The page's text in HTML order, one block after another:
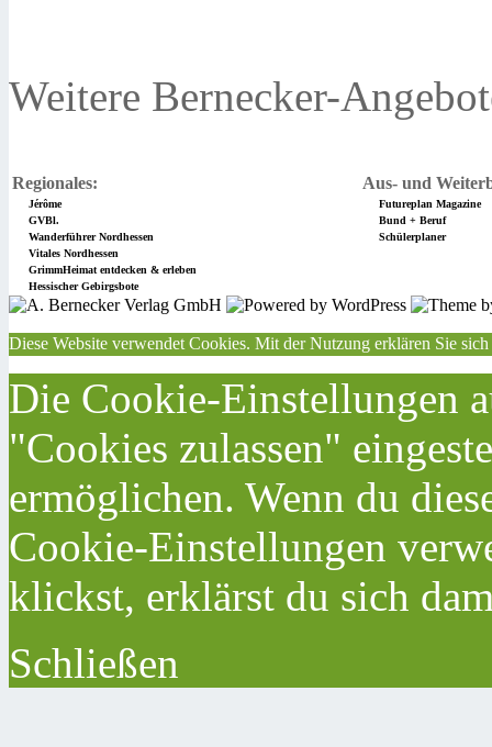
Weitere Bernecker-
Regionales: Aus- und
Jérôme
Futureplan Magazine
GVBl.
Bund + Beruf
Wanderführer Nordhessen
Schülerplaner
Vitales Nordhessen
GrimmHeimat entdecken & erleben
Hessischer Gebirgsbote
Diese Website verwendet Cookies. Mit der Nutzung erklären Sie
Die Cookie-Einstellungen
"Cookies zulassen"
ermöglichen. Wenn du
Cookie-Einstellungen
klickst, erklärst du sich
Schließen